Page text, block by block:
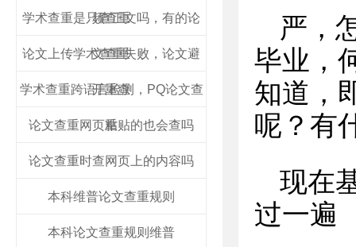
频查重
学术查重是只查正文吗，有的论
文查重
论文上传学术查重失败，论文避
开重查
学术查重跨语言检测，PQ论文查
重
论文查重网页粘贴的也会查吗
论文查重时查网页上的内容吗
本科维普论文查重规则
本科论文查重规则维普
严，
毕业，
知道，
呢？有
现在
过一遍